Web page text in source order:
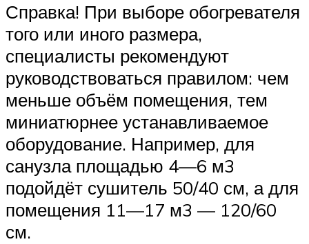
Справка! При выборе обогревателя
того или иного размера,
специалисты рекомендуют
руководствоваться правилом: чем
меньше объём помещения, тем
миниатюрнее устанавливаемое
оборудование. Например, для
санузла площадью 4—6 м3
подойдёт сушитель 50/40 см, а для
помещения 11—17 м3 — 120/60
см.